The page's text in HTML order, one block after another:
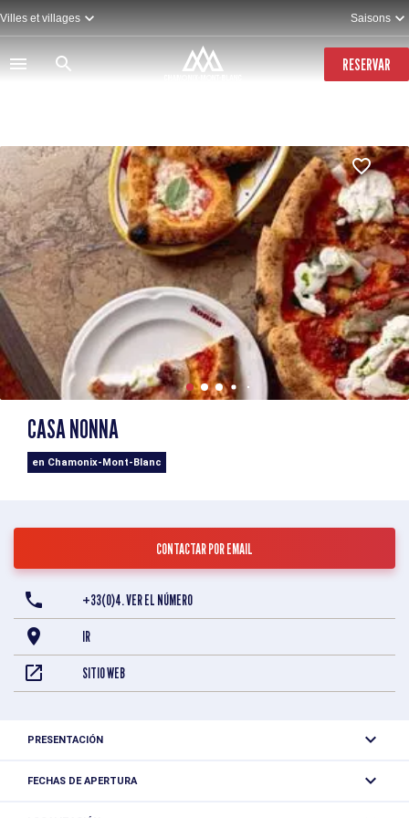
Pasar
al
contenido
principal
Villes et villages Saisons
RESERVAR
CASA NONNA
en Chamonix-Mont-Blanc
CONTACTAR POR EMAIL
+33(0)4. VER EL NÚMERO
IR
SITIO WEB
PRESENTACIÓN
El restaurante CASA NONNA ofrece cocina transalpina a
FECHAS DE APERTURA